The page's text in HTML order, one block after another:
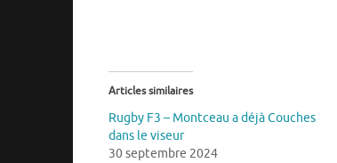
Articles similaires
Rugby F3 – Montceau a déjà Couches
dans le viseur
30 septembre 2024